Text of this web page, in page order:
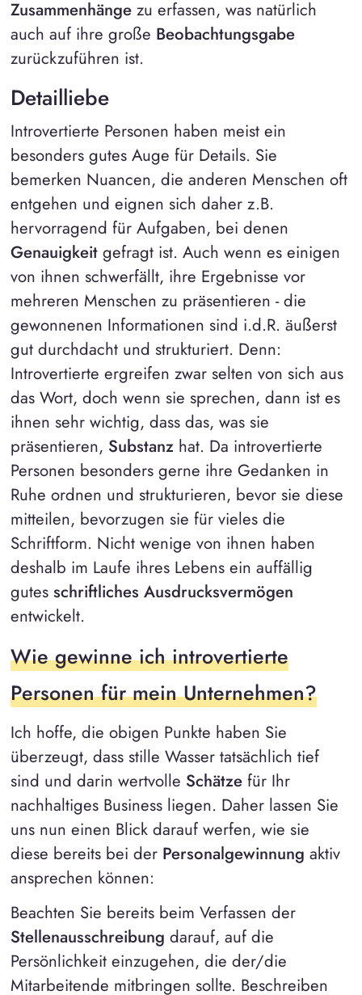
Zusammenhängezu erfassen, was natürlich
auch auf ihre große Beobachtungsgabe
zurückzuführen ist.
Detailliebe
Introvertierte Personen haben meist ein
besonders gutes Auge für Details. Sie
bemerken Nuancen, die anderen Menschen oft
entgehen und eignen sich daher z.B.
hervorragend für Aufgaben, bei denen
Genauigkeit gefragt ist. Auch wenn es einigen
von ihnen schwerfällt, ihre Ergebnisse vor
mehreren Menschen zu präsentieren - die
gewonnenen Informationen sind i.d.R. äußerst
gut durchdacht und strukturiert. Denn:
Introvertierte ergreifen zwar selten von sich aus
das Wort, doch wenn sie sprechen, dann ist es
ihnen sehr wichtig, dass das, was sie
präsentieren, Substanzhat. Da introvertierte
Personen besonders gerne ihre Gedanken in
Ruhe ordnen und strukturieren, bevor sie diese
mitteilen, bevorzugen sie für vieles die
Schriftform. Nicht wenige von ihnen haben
deshalb im Laufe ihres Lebens ein auffällig
gutes schriftliches Ausdrucksvermögen
entwickelt.
Wie gewinne ich introvertierte
Personen für mein Unternehmen?
Ich hoffe, die obigen Punkte haben Sie
überzeugt, dass stille Wasser tatsächlich tief
sind und darin wertvolle Schätzefür Ihr
nachhaltiges Business liegen. Daher lassen Sie
uns nun einen Blick darauf werfen, wie sie
diese bereits bei der Personalgewinnung aktiv
ansprechen können:
Beachten Sie bereits beim Verfassen der
Stellenausschreibung darauf, auf die
Persönlichkeit einzugehen, die der/die
Mitarbeitende mitbringen sollte. Beschreiben